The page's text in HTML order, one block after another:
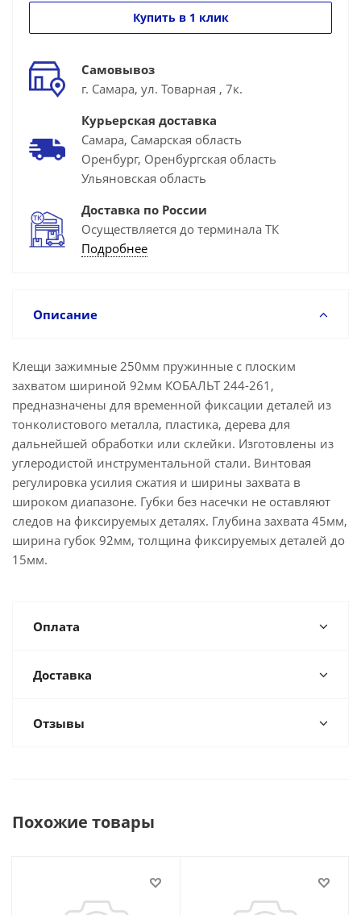
Купить в 1 клик
Самовывоз
г. Самара, ул. Товарная , 7к.
Курьерская доставка
Самара, Самарская область
Оренбург, Оренбургская область
Ульяновская область
Доставка по России
Осуществляется до терминала ТК
Подробнее
Описание
Клещи зажимные 250мм пружинные с плоским
захватом шириной 92мм КОБАЛЬТ 244-261,
предназначены для временной фиксации деталей из
тонколистового металла, пластика, дерева для
дальнейшей обработки или склейки. Изготовлены из
углеродистой инструментальной стали. Винтовая
регулировка усилия сжатия и ширины захвата в
широком диапазоне. Губки без насечки не оставляют
следов на фиксируемых деталях. Глубина захвата 45мм,
ширина губок 92мм, толщина фиксируемых деталей до
15мм.
Оплата
Доставка
Отзывы
Похожие товары